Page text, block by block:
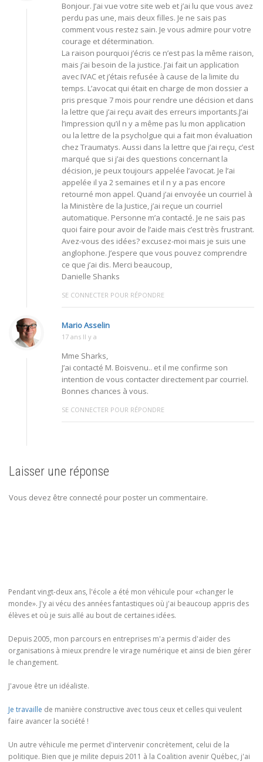
Bonjour. J’ai vue votre site web et j’ai lu que vous avez
perdu pas une, mais deux filles. Je ne sais pas
comment vous restez sain. Je vous admire pour votre
courage et détermination.
La raison pourquoi j’écris ce n’est pas la même raison,
mais j’ai besoin de la justice. J’ai fait un application
avec IVAC et j’étais refusée à cause de la limite du
temps. L’avocat qui était en charge de mon dossier a
pris presque 7 mois pour rendre une décision et dans
la lettre que j’ai reçu avait des erreurs importants.J’ai
l’impression qu’il n y a même pas lu mon application
ou la lettre de la psycholgue qui a fait mon évaluation
chez Traumatys. Aussi dans la lettre que j’ai reçu, c’est
marqué que si j’ai des questions concernant la
décision, je peux toujours appelée l’avocat. Je l’ai
appelée il ya 2 semaines et il n y a pas encore
retourné mon appel. Quand j’ai envoyée un courriel à
la Ministère de la Justice, j’ai reçue un courriel
automatique. Personne m’a contacté. Je ne sais pas
quoi faire pour avoir de l’aide mais c’est très frustrant.
Avez-vous des idées? excusez-moi mais je suis une
anglophone. J’espere que vous pouvez comprendre
ce que j’ai dis. Merci beaucoup,
Danielle Shanks
SE CONNECTER POUR RÉPONDRE
Mario Asselin
17 ans Il y a
Mme Sharks,
J’ai contacté M. Boisvenu.. et il me confirme son
intention de vous contacter directement par courriel.
Bonnes chances à vous.
SE CONNECTER POUR RÉPONDRE
Laisser une réponse
Vous devez être connecté pour poster un commentaire.
Pendant vingt-deux ans, l'école a été mon véhicule pour «changer le
monde». J'y ai vécu des années fantastiques où j'ai beaucoup appris des
élèves et où je suis allé au bout de certaines idées.
Depuis 2005, mon parcours en entreprises m'a permis d'aider des
organisations à mieux prendre le virage numérique et ainsi de bien gérer
le changement.
J'avoue être un idéaliste.
Je travaille de manière constructive avec tous ceux et celles qui veulent
faire avancer la société !
Un autre véhicule me permet d'intervenir concrètement, celui de la
politique. Bien que je milite depuis 2011 à la Coalition avenir Québec, j'ai